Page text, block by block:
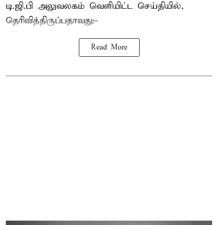
டி.ஜி.பி அலுவலகம் வெளியிட்ட செய்தியில்,
தெரிவித்திருப்பதாவது:-
Read More